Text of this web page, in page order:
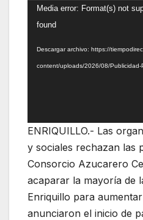
Reproductor
de
Media error: Format(s) not
found
Descargar archivo: https://
content/uploads/2026/08/Publicidad-
ENRIQUILLO.- Las
y sociales rechazan las
Consorcio Azucarero
acaparar la mayoría de
Enriquillo para
anunciaron el inicio de